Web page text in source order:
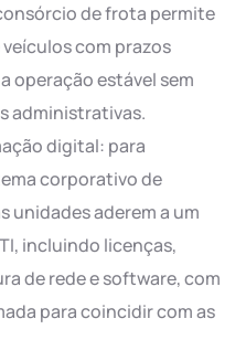
de frota permite
com prazos
operação estável sem
administrativas.
digital: para
corporativo de
unidades aderem a um
incluindo licenças,
de rede e software, com
para coincidir com as